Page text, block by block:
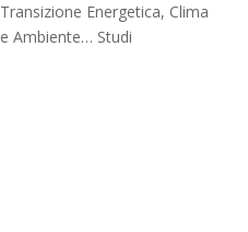
Transizione Energetica, Clima
e Ambiente… Studi